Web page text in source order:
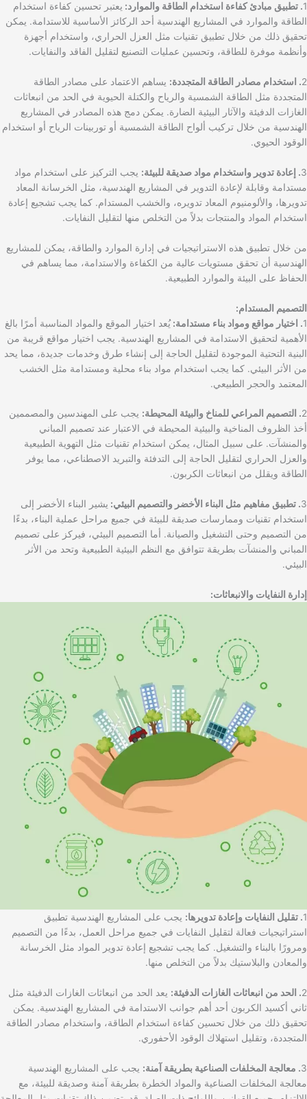
1. تطبيق مبادئ كفاءة استخدام الطاقة والموارد: يعتبر تحسين كفاءة استخدام
الطاقة والموارد في المشاريع الهندسية أحد الركائز الأساسية للاستدامة. يمكن
تحقيق ذلك من خلال تطبيق تقنيات مثل العزل الحراري، واستخدام أجهزة
وأنظمة موفرة للطاقة، وتحسين عمليات التصنيع لتقليل الفاقد والنفايات.
2. استخدام مصادر الطاقة المتجددة: يساهم الاعتماد على مصادر الطاقة
المتجددة مثل الطاقة الشمسية والرياح والكتلة الحيوية في الحد من انبعاثات
الغازات الدفيئة والآثار البيئية الضارة. يمكن دمج هذه المصادر في المشاريع
الهندسية من خلال تركيب ألواح الطاقة الشمسية أو توربينات الرياح أو استخدام
الوقود الحيوي.
3. إعادة تدوير واستخدام مواد صديقة للبيئة: يجب التركيز على استخدام مواد
مستدامة وقابلة لإعادة التدوير في المشاريع الهندسية، مثل الخرسانة المعاد
تدويرها، والألومنيوم المعاد تدويره، والخشب المستدام. كما يجب تشجيع إعادة
استخدام المواد والمنتجات بدلاً من التخلص منها لتقليل النفايات.
من خلال تطبيق هذه الاستراتيجيات في إدارة الموارد والطاقة، يمكن للمشاريع
الهندسية أن تحقق مستويات عالية من الكفاءة والاستدامة، مما يساهم في
الحفاظ على البيئة والموارد الطبيعية.
التصميم المستدام:
1. اختيار مواقع ومواد بناء مستدامة:يُعد اختيار الموقع والمواد المناسبة أمرًا بالغ
الأهمية لتحقيق الاستدامة في المشاريع الهندسية. يجب اختيار مواقع قريبة من
البنية التحتية الموجودة لتقليل الحاجة إلى إنشاء طرق وخدمات جديدة، مما يحد
من الأثر البيئي. كما يجب استخدام مواد بناء محلية ومستدامة مثل الخشب
المعتمد والحجر الطبيعي.
2. التصميم المراعي للمناخ والبيئة المحيطة: يجب على المهندسين والمصممين
أخذ الظروف المناخية والبيئية المحيطة في الاعتبار عند تصميم المباني
والمنشآت. على سبيل المثال، يمكن استخدام تقنيات مثل التهوية الطبيعية
والعزل الحراري لتقليل الحاجة إلى التدفئة والتبريد الاصطناعي، مما يوفر
الطاقة ويقلل من انبعاثات الكربون.
3. تطبيق مفاهيم مثل البناء الأخضر والتصميم البيئي: يشير البناء الأخضر إلى
استخدام تقنيات وممارسات صديقة للبيئة في جميع مراحل عملية البناء، بدءًا
من التصميم وحتى التشغيل والصيانة. أما التصميم البيئي، فيركز على تصميم
المباني والمنشآت بطريقة تتوافق مع النظم البيئية الطبيعية وتحد من الأثر
البيئي.
إدارة النفايات والانبعاثات:
1. تقليل النفايات وإعادة تدويرها: يجب على المشاريع الهندسية تطبيق
استراتيجيات فعالة لتقليل النفايات في جميع مراحل العمل، بدءًا من التصميم
ومرورًا بالبناء والتشغيل. كما يجب تشجيع إعادة تدوير المواد مثل الخرسانة
والمعادن والبلاستيك بدلاً من التخلص منها.
2. الحد من انبعاثات الغازات الدفيئة: يعد الحد من انبعاثات الغازات الدفيئة مثل
ثاني أكسيد الكربون أحد أهم جوانب الاستدامة في المشاريع الهندسية. يمكن
تحقيق ذلك من خلال تحسين كفاءة استخدام الطاقة، واستخدام مصادر الطاقة
المتجددة، وتقليل استهلاك الوقود الأحفوري.
3. معالجة المخلفات الصناعية بطريقة آمنة: يجب على المشاريع الهندسية
معالجة المخلفات الصناعية والمواد الخطرة بطريقة آمنة وصديقة للبيئة، مع